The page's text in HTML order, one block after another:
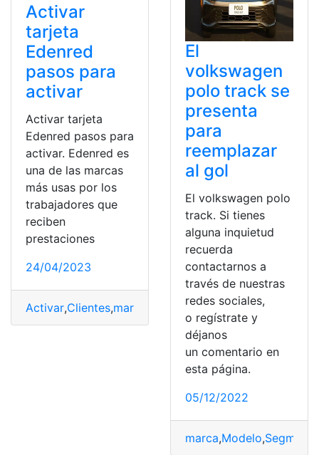
Activar
tarjeta
Edenred
pasos para
activar
Activar tarjeta
Edenred pasos para
activar. Edenred es
una de las marcas
más usas por los
trabajadores que
reciben
prestaciones
24/04/2023
Activar,Clientes,marca Marcas ,México,tarjeta
El
volkswagen
polo track se
presenta
para
reemplazar
al gol
El volkswagen polo
track. Si tienes
alguna inquietud
recuerda
contactarnos a
través de nuestras
redes sociales,
o regístrate y
déjanos
un comentario en
esta página.
05/12/2022
marca,Modelo,